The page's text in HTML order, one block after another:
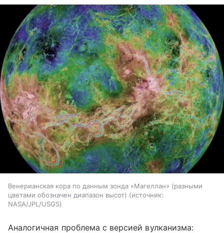
Венерианская кора по данным зонда «Магеллан» (разными
цветами обозначен диапазон высот)
источник:
NASA/JPL/USGS
Аналогичная проблема с версией вулканизма: